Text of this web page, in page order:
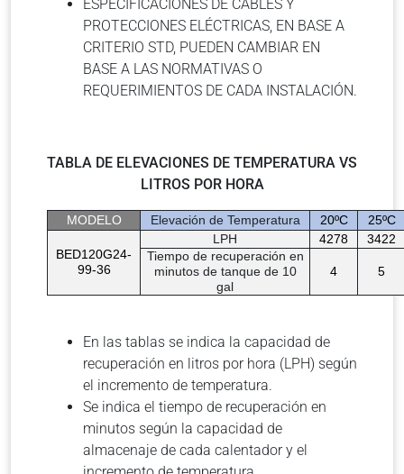
ESPECIFICACIONES DE CABLES Y
PROTECCIONES ELÉCTRICAS, EN BASE A
CRITERIO STD, PUEDEN CAMBIAR EN
BASE A LAS NORMATIVAS O
REQUERIMIENTOS DE CADA INSTALACIÓN.
TABLA DE ELEVACIONES DE TEMPERATURA VS
LITROS POR HORA
MODELO Elevación de Temperatura 20ºC 25ºC
BED120G24-
99-36
LPH 4278
3422
Tiempo de recuperación en
minutos de tanque de 10
gal
4 5
En las tablas se indica la capacidad de
recuperación en litros por hora (LPH) según
el incremento de temperatura.
Se indica el tiempo de recuperación en
minutos según la capacidad de
almacenaje de cada calentador y el